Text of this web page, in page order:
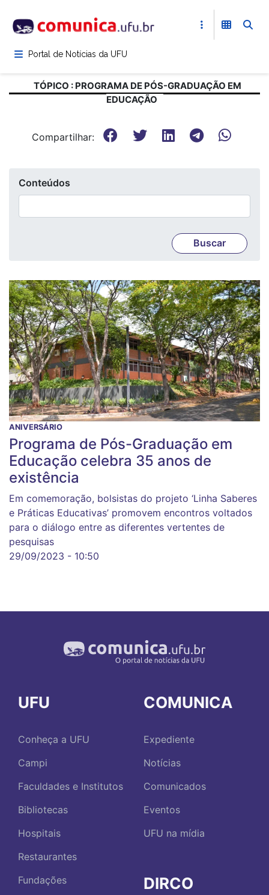
para
conteúdoPortal de Notícias da UFU
TÓPICO : PROGRAMA DE PÓS-GRADUAÇÃO EM
EDUCAÇÃO
Compartilhar:
Conteúdos
ANIVERSÁRIO
Programa de Pós-Graduação em
Educação celebra 35 anos de
existência
Em comemoração, bolsistas do projeto ‘Linha Saberes
e Práticas Educativas’ promovem encontros voltados
para o diálogo entre as diferentes vertentes de
pesquisas
29/09/2023 - 10:50
UFU
Conheça a UFU
Campi
Faculdades e Institutos
Bibliotecas
Hospitais
Restaurantes
Fundações
COMUNICA
Expediente
Notícias
Comunicados
Eventos
UFU na mídia
DIRCO